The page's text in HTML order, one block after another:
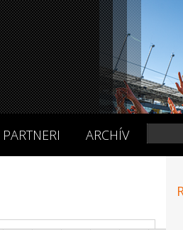
PARTNERI ARCHÍV